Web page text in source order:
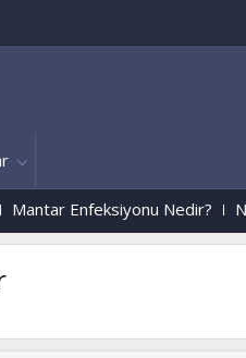
Nedir? Nüzûlden